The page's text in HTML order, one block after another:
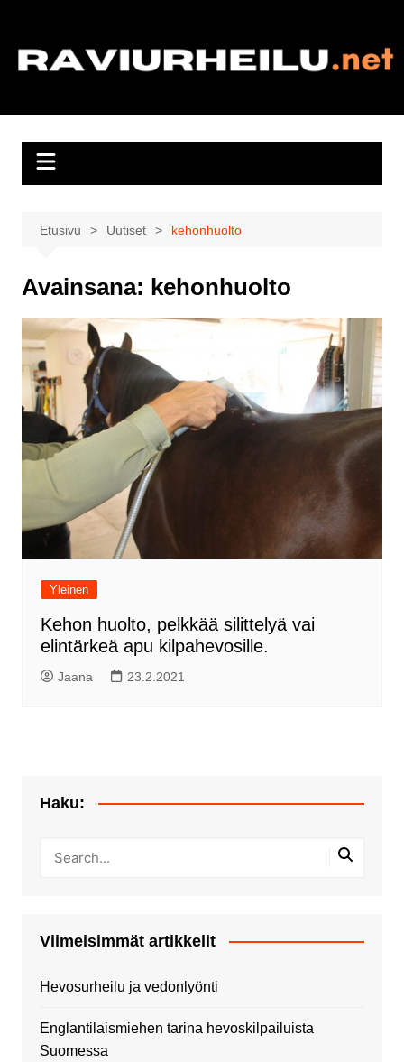
Etusivu Uutiset kehonhuolto
Avainsana: kehonhuolto
Yleinen
Kehon huolto, pelkkää silittelyä vai
elintärkeä apu kilpahevosille.
Jaana 23.2.2021
Haku:
Viimeisimmät artikkelit
Hevosurheilu ja vedonlyönti
Englantilaismiehen tarina hevoskilpailuista
Suomessa